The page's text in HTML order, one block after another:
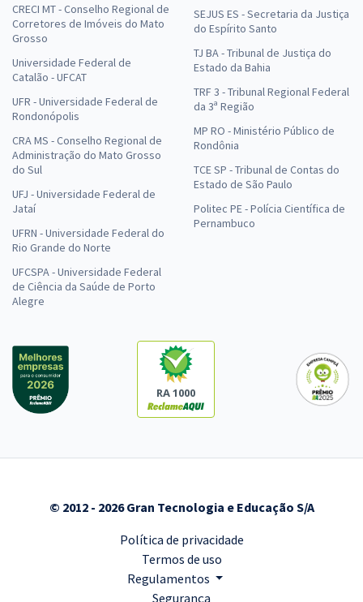
CRECI MT - Conselho Regional de
Corretores de Imóveis do Mato
Grosso
Universidade Federal de
Catalão - UFCAT
UFR - Universidade Federal de
Rondonópolis
CRA MS - Conselho Regional de
Administração do Mato Grosso
do Sul
UFJ - Universidade Federal de
Jataí
UFRN - Universidade Federal do
Rio Grande do Norte
UFCSPA - Universidade Federal
de Ciência da Saúde de Porto
Alegre
SEJUS ES - Secretaria da Justiça
do Espírito Santo
TJ BA - Tribunal de Justiça do
Estado da Bahia
TRF 3 - Tribunal Regional Federal
da 3ª Região
MP RO - Ministério Público de
Rondônia
TCE SP - Tribunal de Contas do
Estado de São Paulo
Politec PE - Polícia Científica de
Pernambuco
RA 1000
© 2012 - 2026 Gran Tecnologia e Educação S/A
Política de privacidade
Termos de uso
Regulamentos
Segurança